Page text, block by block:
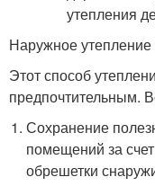
Наружное утепление
Этот способ
предпочтительным.
Сохранение
помещений за
обрешетки